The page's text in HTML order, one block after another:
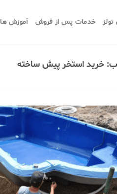
خدمات پس از فروش آموزش ها
خرید استخر پیش ساخته